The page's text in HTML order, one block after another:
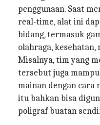
penggunaan. Saat
real-time, alat ini
bidang, termasuk
olahraga, kesehatan,
Misalnya, tim yang
tersebut juga
mainan dengan cara
itu bahkan bisa
poligraf buatan